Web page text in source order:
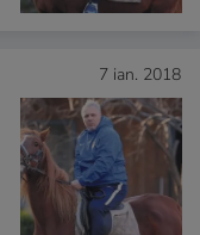
7 ian. 2018